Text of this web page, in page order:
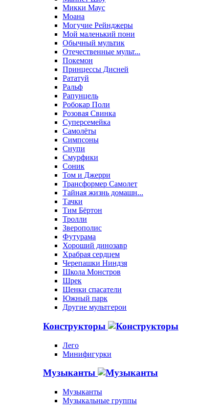
Микки Маус
Моана
Могучие Рейнджеры
Мой маленький пони
Обычный мультик
Отечественные мульт...
Покемон
Принцессы Дисней
Рататуй
Ральф
Рапунцель
Робокар Поли
Розовая Свинка
Суперсемейка
Самолёты
Симпсоны
Снупи
Смурфики
Соник
Том и Джерри
Трансформер Самолет
Тайная жизнь домашн...
Тачки
Тим Бёртон
Тролли
Зверополис
Футурама
Хороший динозавр
Храбрая сердцем
Черепашки Ниндзя
Школа Монстров
Шрек
Щенки спасатели
Южный парк
Другие мультгерои
Конструкторы
Лего
Минифигурки
Музыканты
Музыканты
Музыкальные группы